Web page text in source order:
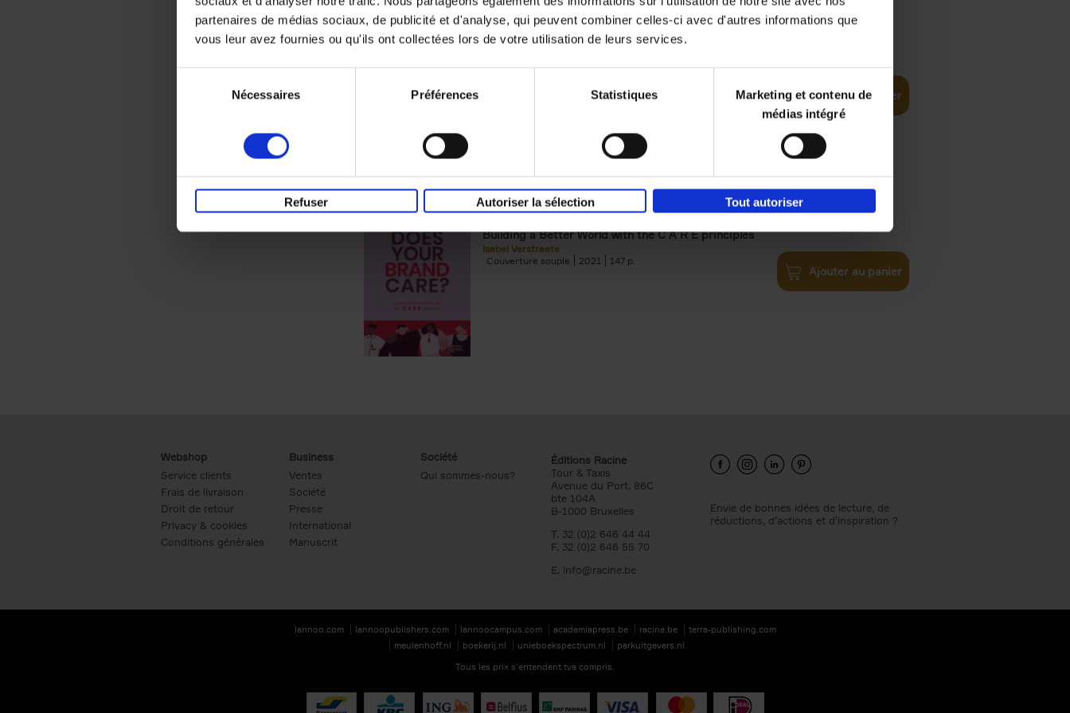
partenaires de médias sociaux, de publicité et d'analyse, qui peuvent combiner celles-ci avec d'autres informations que
vous leur avez fournies ou qu'ils ont collectées lors de votre utilisation de leurs services.
Nécessaires Préférences Statistiques
Marketing et contenu de
médias intégré
Refuser Autoriser la sélection Tout autoriser
Digital marketing like a PRO -
completely revised edition
Ajouter au panier
Does Your Brand Care?
Building a Better World with the C A R E principles
Isabel Verstraete
Couverture souple
2021 147
€34,99
Ajouter au panier
Webshop
Service clients
Frais de livraison
Droit de retour
Privacy & cookies
Conditions générales
Business
Ventes
Société
Presse
International
Manuscrit
Société
Qui sommes-nous?
Éditions Racine
Tour & Taxis
Avenue du Port, 86C
bte 104A
B-1000 Bruxelles
T. 32 (0)2 646 44 44
F. 32 (0)2 646 55 70
E. info@racine.be
Envie de bonnes idées de lecture, de
réductions, d’actions et d’inspiration ?
lannoo.com lannoopublishers.com lannoocampus.com academiapress.be racine.be
terra-publishing.com
meulenhoff.nl
boekerij.nl unieboekspectrum.nl
parkuitgevers.nl
Tous les prix s’entendent tva compris.